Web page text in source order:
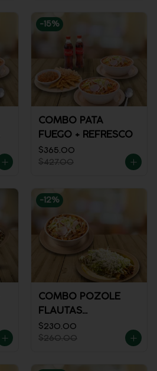
-15%
COMBO PATA
FUEGO + REFRESCO
$365.00
$427.00
-12%
COMBO POZOLE
FLAUTAS
AHOGADAS
$230.00
$260.00